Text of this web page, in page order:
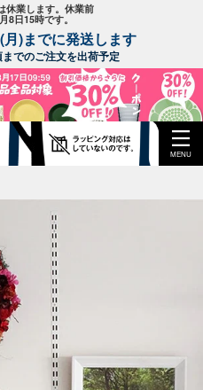
休業します。休業前
8日15時です。
)までに発送します
でのご注文を出荷予定
MENU